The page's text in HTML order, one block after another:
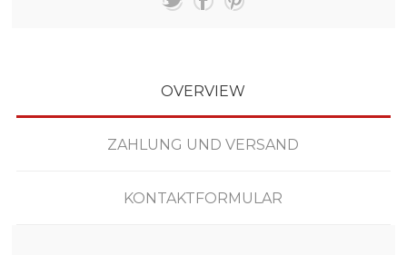
OVERVIEW
ZAHLUNG UND VERSAND
KONTAKTFORMULAR